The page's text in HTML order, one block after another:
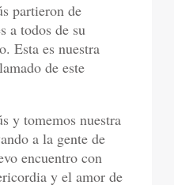
partieron de
a todos de su
Esta es nuestra
de este
y tomemos nuestra
a la gente de
encuentro con
y el amor de